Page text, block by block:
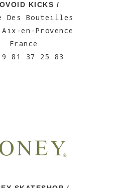
KICKS /
Des Bouteilles
Aix-en-Provence
France
9 81 37 25 83